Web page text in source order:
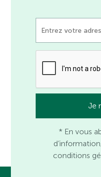
* En vous
conditions